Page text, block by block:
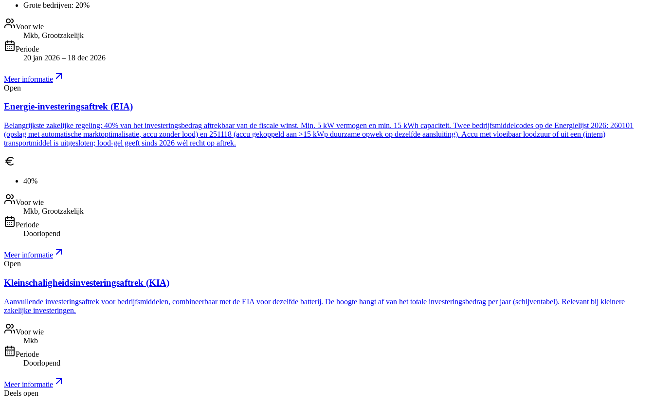
Grote bedrijven: 20%
Voor wie
Mkb, Grootzakelijk
Periode
20 jan 2026 – 18 dec 2026
Meer informatie
Open
Energie-investeringsaftrek (EIA)
Belangrijkste zakelijke regeling: 40% van het investeringsbedrag aftrekbaar van de fiscale winst. Min. 5 kW vermogen en min. 15 kWh capaciteit. Twee bedrijfsmiddelcodes op de Energielijst 2026: 260101
(opslag met automatische marktoptimalisatie, accu zonder lood) en 251118 (accu gekoppeld aan >15 kWp duurzame opwek op dezelfde aansluiting). Accu met vloeibaar loodzuur of uit een (intern)
transportmiddel is uitgesloten; lood-gel geeft sinds 2026 wél recht op aftrek.
40%
Voor wie
Mkb, Grootzakelijk
Periode
Doorlopend
Meer informatie
Open
Kleinschaligheidsinvesteringsaftrek (KIA)
Aanvullende investeringsaftrek voor bedrijfsmiddelen, combineerbaar met de EIA voor dezelfde batterij. De hoogte hangt af van het totale investeringsbedrag per jaar (schijventabel). Relevant bij kleinere
zakelijke investeringen.
Voor wie
Mkb
Periode
Doorlopend
Meer informatie
Deels open